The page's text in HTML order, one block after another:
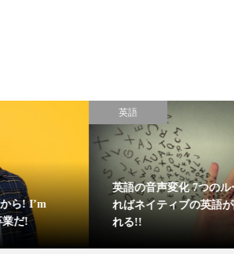
英語の音声変化 7つのルールを知
ればネイティブの英語が聞き取
れる!!